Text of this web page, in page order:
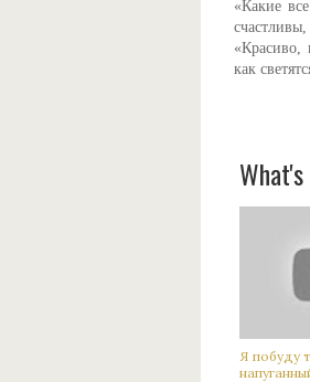
«Какие
«Красиво,
как
Я побуду